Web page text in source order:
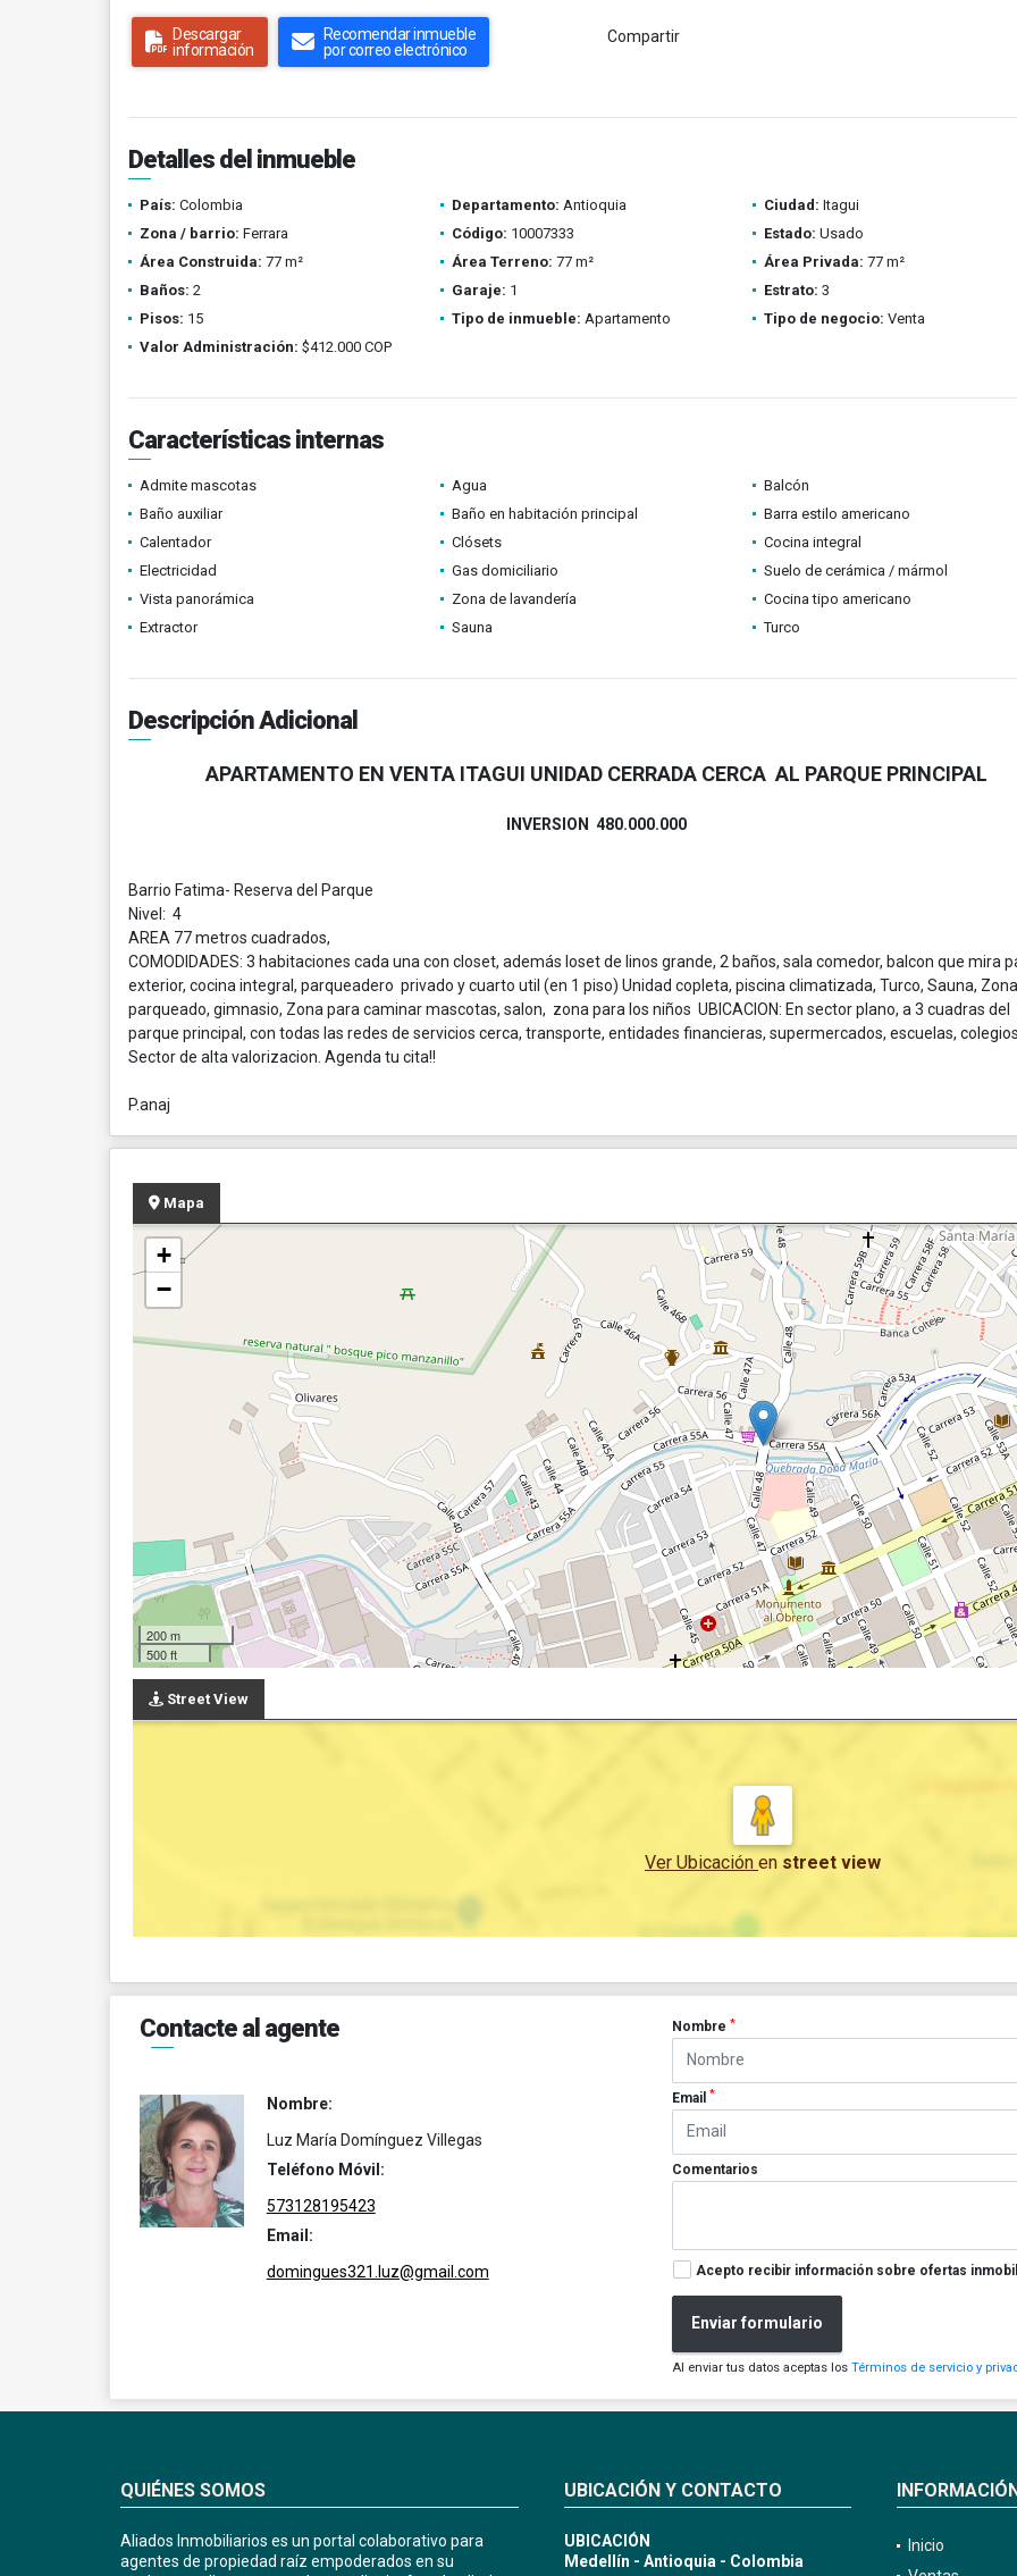
Descargar
información
Recomendar inmueble
por correo electrónico
Compartir
Detalles del inmueble
País: Colombia Departamento: Antioquia Ciudad: Itagui
Zona / barrio: Ferrara Código: 10007333 Estado: Usado
Área Construida: 77 m² Área Terreno: 77 m² Área Privada: 77 m²
Baños: 2 Garaje: 1 Estrato: 3
Pisos: 15 Tipo de inmueble: Apartamento Tipo de negocio: Venta
Valor Administración: $412.000 COP
Características internas
Admite mascotas Agua
Balcón
Baño auxiliar
Baño en habitación principal
Barra estilo americano
Calentador
Clósets
Cocina integral
Electricidad
Gas domiciliario
Suelo de cerámica / mármol
Vista panorámica
Zona de lavandería
Cocina tipo americano
Extractor
Sauna Turco
Descripción Adicional
APARTAMENTO EN VENTA ITAGUI UNIDAD CERRADA CERCA AL PARQUE PRINCIPAL
INVERSION 480.000.000
Barrio Fatima- Reserva del Parque
Nivel: 4
AREA 77 metros cuadrados,
COMODIDADES: 3 habitaciones cada una con closet, además loset de linos grande, 2 baños, sala comedor, balcon que mira
exterior, cocina integral, parqueadero privado y cuarto util (en 1 piso) Unidad copleta, piscina climatizada, Turco, Sauna, Zona
parqueado, gimnasio, Zona para caminar mascotas, salon, zona para los niños UBICACION: En sector plano, a 3 cuadras del
parque principal, con todas las redes de servicios cerca, transporte, entidades financieras, supermercados, escuelas, colegios.
Sector de alta valorizacion. Agenda tu cita!!
P.anaj
Mapa
+
−
200 m
500 ft
Street View
Ver Ubicación en street view
Contacte al agente
Nombre:
Luz María Domínguez Villegas
Teléfono Móvil:
573128195423
Email:
domingues321.luz@gmail.com
Nombre*
Email*
Comentarios
Acepto recibir información sobre ofertas
Enviar formulario
Al enviar tus datos aceptas losTérminos de servicio y
QUIÉNES SOMOS
Aliados Inmobiliarios es un portal colaborativo para
agentes de propiedad raíz empoderados en su
UBICACIÓN Y CONTACTO
UBICACIÓN
Medellín - Antioquia - Colombia
Inicio